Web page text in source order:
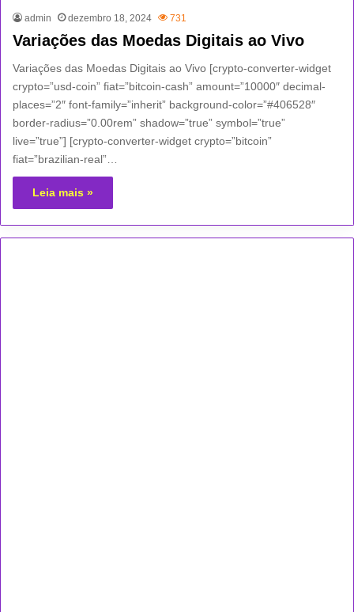
admin dezembro 18, 2024 731
Variações das Moedas Digitais ao Vivo
Variações das Moedas Digitais ao Vivo [crypto-converter-widget
crypto=”usd-coin” fiat=”bitcoin-cash” amount=”10000″ decimal-
places=”2″ font-family=”inherit” background-color=”#406528″
border-radius=”0.00rem” shadow=”true” symbol=”true”
live=”true”] [crypto-converter-widget crypto=”bitcoin”
fiat=”brazilian-real”…
Leia mais »